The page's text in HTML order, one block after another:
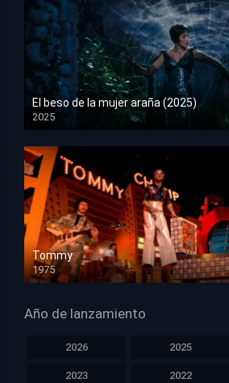
El beso de la mujer araña (2025)
2025
HD 1080p
Tommy
1975
HD 1080p
Año de lanzamiento
2026 2025
2023 2022